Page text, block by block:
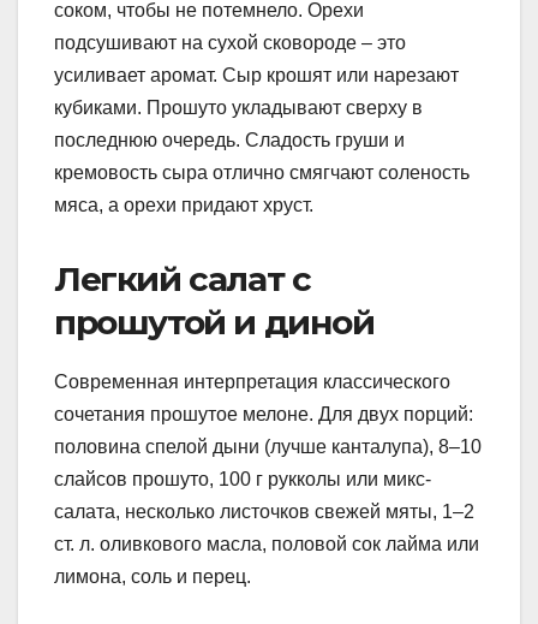
соком, чтобы не потемнело. Орехи
подсушивают на сухой сковороде – это
усиливает аромат. Сыр крошят или нарезают
кубиками. Прошуто укладывают сверху в
последнюю очередь. Сладость груши и
кремовость сыра отлично смягчают соленость
мяса, а орехи придают хруст.
Легкий салат с
прошутой и диной
Современная интерпретация классического
сочетания прошутое мелоне. Для двух порций:
половина спелой дыни (лучше канталупа), 8–10
слайсов прошуто, 100 г рукколы или микс-
салата, несколько листочков свежей мяты, 1–2
ст. л. оливкового масла, половой сок лайма или
лимона, соль и перец.